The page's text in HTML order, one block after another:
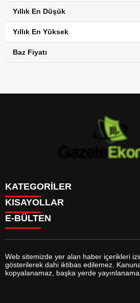
Yıllık En Düşük
Yıllık En Yüksek
Baz Fiyatı
KATEGORİLER
GÜNDEM
DÜNYA
SİYASET
MAGAZİN
SAĞLIK
EĞİTİM
YAŞAM
KISAYOLLAR
BURÇLAR
FİKSTÜR
FİRMA EKLE
FİRMA REHBERİ
E-BÜLTEN
gazeteekonomi.com e-bültenine abone
Web sitemizde yer alan haber içerikleri
gösterilerek dahi iktibas edilemez.
kopyalanamaz, başka yerde